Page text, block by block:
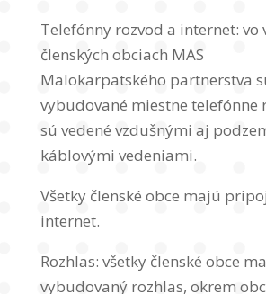
Telefónny rozvod a internet: vo
členských obciach MAS
Malokarpatského partnerstva
vybudované miestne telefónne
sú vedené vzdušnými aj
káblovými vedeniami.
Všetky členské obce majú
internet.
Rozhlas: všetky členské obce
vybudovaný rozhlas, okrem